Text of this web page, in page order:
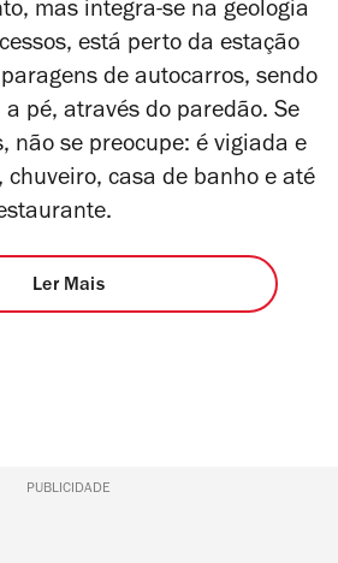
mas integra-se na geologia
está perto da estação
de autocarros, sendo
pé, através do paredão. Se
não se preocupe: é vigiada e
chuveiro, casa de banho e até
Ler Mais
PUBLICIDADE